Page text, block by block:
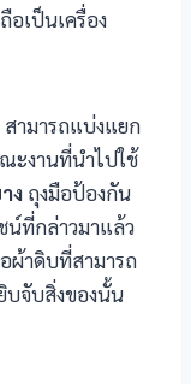
เป็นเครื่อง
ามารถแบ่งแยก
ะงานที่นำไปใช้
ง ถุงมือป้องกัน
น์ที่กล่าวมาแล้ว
ผ้าดิบที่สามารถ
บจับสิ่งของนั้น